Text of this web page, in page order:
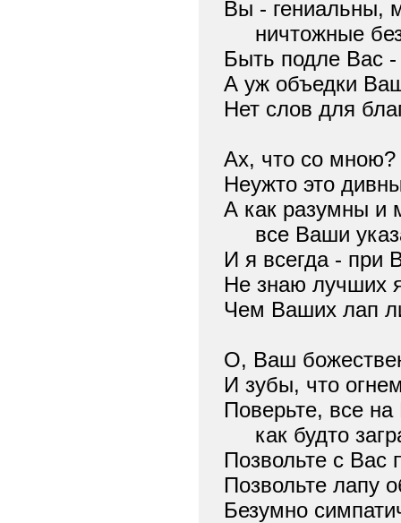
Вы - гениальны,
ничтожные
Быть подле Вас -
А уж объедки
Нет слов для
Ах, что со
Неужто это
А как разумны и
все Ваши
И я всегда - при
Не знаю лучших
Чем Ваших лап
О, Ваш
И зубы, что
Поверьте, все на
как будто
Позвольте с Вас
Позвольте лапу
Безумно